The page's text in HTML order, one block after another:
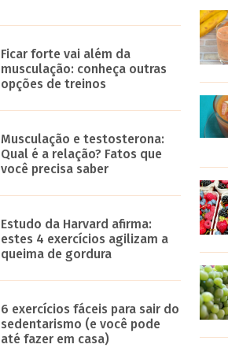
Ficar forte vai além da
musculação: conheça outras
opções de treinos
Musculação e testosterona:
Qual é a relação? Fatos que
você precisa saber
Estudo da Harvard afirma:
estes 4 exercícios agilizam a
queima de gordura
6 exercícios fáceis para sair do
sedentarismo (e você pode
até fazer em casa)